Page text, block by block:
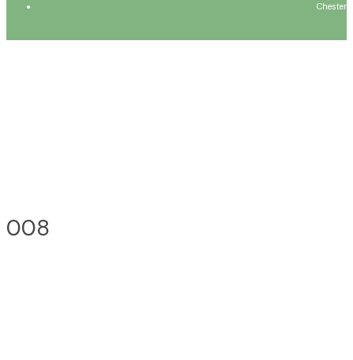
Chester
008